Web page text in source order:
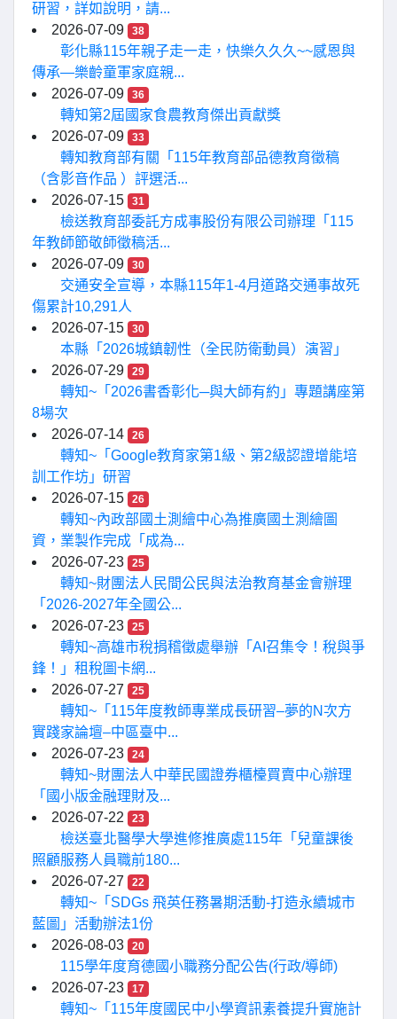
研習，詳如說明，請...
2026-07-09
38
彰化縣115年親子走一走，快樂久久久~~感恩與
傳承—樂齡童軍家庭親...
2026-07-09
36
轉知第2屆國家食農教育傑出貢獻獎
2026-07-09
33
轉知教育部有關「115年教育部品德教育徵稿
（含影音作品 ）評選活...
2026-07-15
31
檢送教育部委託方成事股份有限公司辦理「115
年教師節敬師徵稿活...
2026-07-09
30
交通安全宣導，本縣115年1-4月道路交通事故死
傷累計10,291人
2026-07-15
30
本縣「2026城鎮韌性（全民防衛動員）演習」
2026-07-29
29
轉知~「2026書香彰化─與大師有約」專題講座第
8場次
2026-07-14
26
轉知~「Google教育家第1級、第2級認證增能培
訓工作坊」研習
2026-07-15
26
轉知~內政部國土測繪中心為推廣國土測繪圖
資，業製作完成「成為...
2026-07-23
25
轉知~財團法人民間公民與法治教育基金會辦理
「2026-2027年全國公...
2026-07-23
25
轉知~高雄市稅捐稽徵處舉辦「AI召集令！稅與爭
鋒！」租稅圖卡網...
2026-07-27
25
轉知~「115年度教師專業成長研習–夢的N次方
實踐家論壇–中區臺中...
2026-07-23
24
轉知~財團法人中華民國證券櫃檯買賣中心辦理
「國小版金融理財及...
2026-07-22
23
檢送臺北醫學大學進修推廣處115年「兒童課後
照顧服務人員職前180...
2026-07-27
22
轉知~「SDGs 飛英任務暑期活動-打造永續城市
藍圖」活動辦法1份
2026-08-03
20
115學年度育德國小職務分配公告(行政/導師)
2026-07-23
17
轉知~「115年度國民中小學資訊素養提升實施計